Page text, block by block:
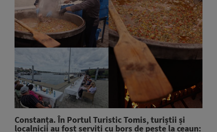
Constanța. În Portul Turistic Tomis, turiștii și
localnicii au fost serviți cu borș de pește la ceaun: